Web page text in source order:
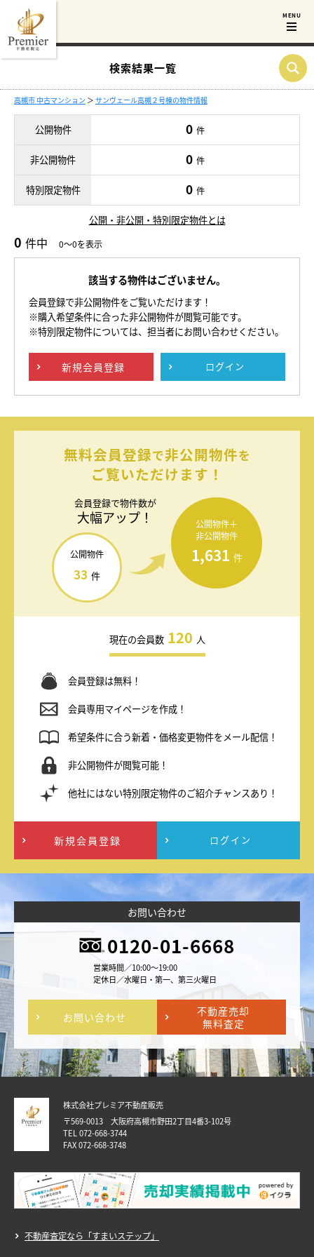
検索結果一覧
高槻市 中古マンション ＞ サンヴェール高槻２号棟の物件情報
公開物件 0 件
非公開物件 0 件
特別限定物件 0 件
公開・非公開・特別限定物件とは
0 件中 0～0を表示
該当する物件はございません。
会員登録で非公開物件をご覧いただけます！
※購入希望条件に合った非公開物件が閲覧可能です。
※特別限定物件については、担当者にお問い合わせください。
新規会員登録 ログイン
無料会員登録で非公開物件を
ご覧いただけます！
会員登録で物件数が
大幅アップ！
公開物件
33 件
公開物件＋
非公開物件
1,631 件
現在の会員数 120 人
会員登録は無料！
会員専用マイページを作成！
希望条件に合う新着・価格変更物件をメール配信！
非公開物件が閲覧可能！
他社にはない特別限定物件のご紹介チャンスあり！
新規会員登録 ログイン
お問い合わせ
0120-01-6668
営業時間／10:00～19:00
定休日／水曜日・第一、第三火曜日
お問い合わせ
不動産売却
無料査定
株式会社プレミア不動産販売
〒569-0013 大阪府高槻市野田2丁目4番3-102号
TEL 072-668-3744
FAX 072-668-3748
不動産査定なら「すまいステップ」